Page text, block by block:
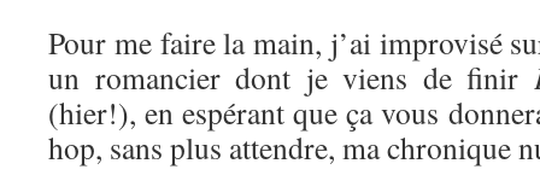
Pour me faire la main, j’ai improvisé
un romancier dont je viens de finir
(hier!), en espérant que ça vous
hop, sans plus attendre, ma chronique